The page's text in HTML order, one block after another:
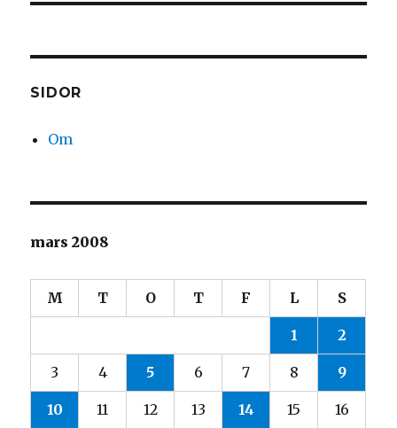
SIDOR
Om
mars 2008
M T O T F L S
1 2
3 4 5 6 7 8 9
10 11 12 13 14 15 16